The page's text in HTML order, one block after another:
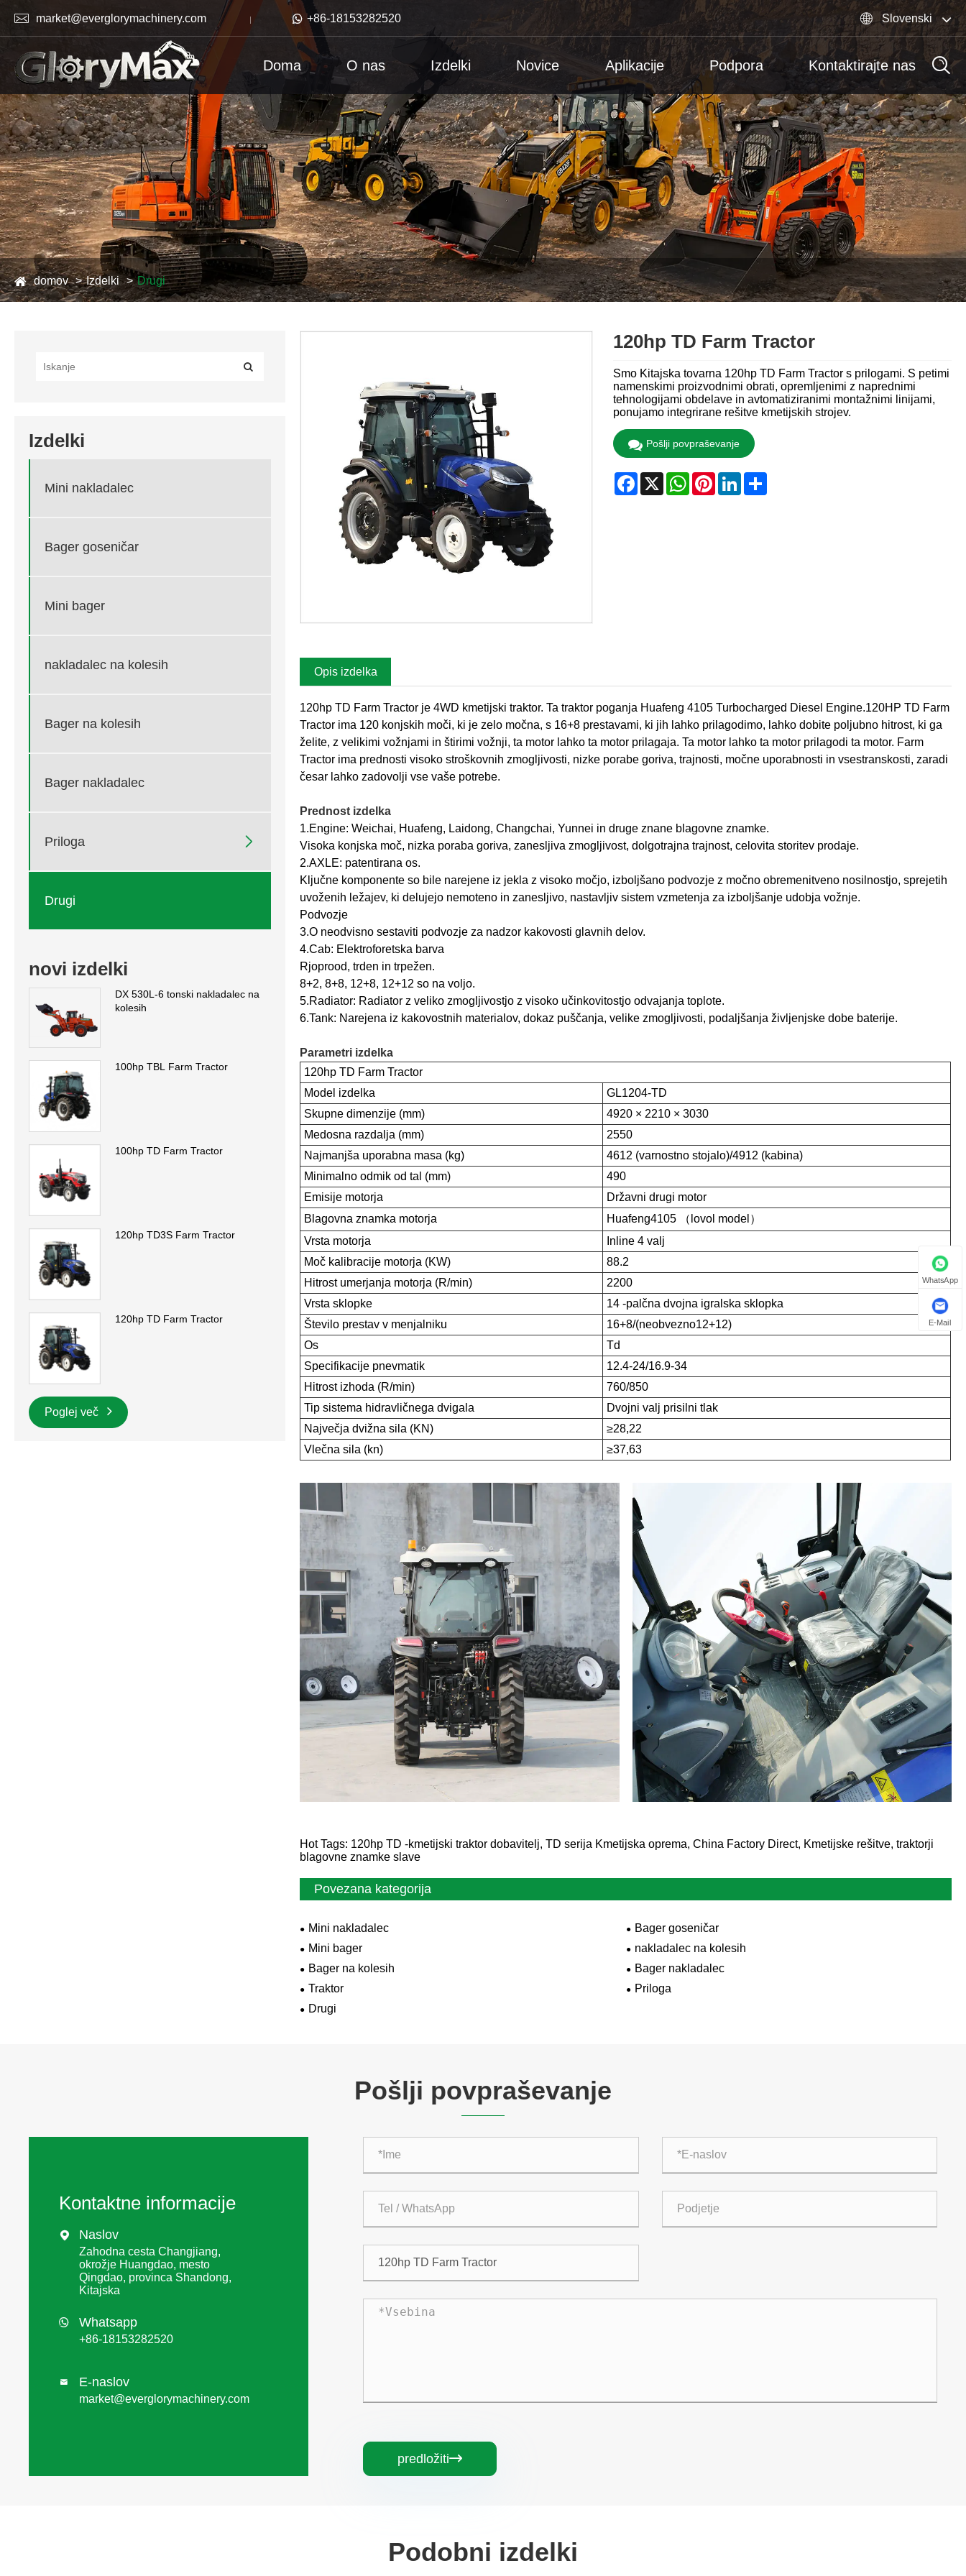
 market@everglorymachinery.com +86-18153282520  Slovenski
Doma O nas Izdelki Novice Aplikacije Podpora Kontaktirajte nas
domov Izdelki Drugi
Izdelki
Mini nakladalec
Bager goseničar
Mini bager
nakladalec na kolesih
Bager na kolesih
Bager nakladalec
Priloga 
Drugi
novi izdelki
DX 530L-6 tonski nakladalec na
kolesih
100hp TBL Farm Tractor
100hp TD Farm Tractor
120hp TD3S Farm Tractor
120hp TD Farm Tractor
Poglej več
120hp TD Farm Tractor
Smo Kitajska tovarna 120hp TD Farm Tractor s prilogami. S petimi
namenskimi proizvodnimi obrati, opremljenimi z naprednimi
tehnologijami obdelave in avtomatiziranimi montažnimi linijami,
ponujamo integrirane rešitve kmetijskih strojev.
Pošlji povpraševanje
Facebook
X WhatsApp
PinterestLinkedInShare
Opis izdelka
120hp TD Farm Tractor je 4WD kmetijski traktor. Ta traktor poganja Huafeng 4105 Turbocharged Diesel Engine.120HP TD Farm
Tractor ima 120 konjskih moči, ki je zelo močna, s 16+8 prestavami, ki jih lahko prilagodimo, lahko dobite poljubno hitrost, ki ga
želite, z velikimi vožnjami in štirimi vožnji, ta motor lahko ta motor prilagaja. Ta motor lahko ta motor prilagodi ta motor. Farm
Tractor ima prednosti visoko stroškovnih zmogljivosti, nizke porabe goriva, trajnosti, močne uporabnosti in vsestranskosti, zaradi
česar lahko zadovolji vse vaše potrebe.
Prednost izdelka
1.Engine: Weichai, Huafeng, Laidong, Changchai, Yunnei in druge znane blagovne znamke.
Visoka konjska moč, nizka poraba goriva, zanesljiva zmogljivost, dolgotrajna trajnost, celovita storitev prodaje.
2.AXLE: patentirana os.
Ključne komponente so bile narejene iz jekla z visoko močjo, izboljšano podvozje z močno obremenitveno nosilnostjo, sprejetih
uvoženih ležajev, ki delujejo nemoteno in zanesljivo, nastavljiv sistem vzmetenja za izboljšanje udobja vožnje.
Podvozje
3.O neodvisno sestaviti podvozje za nadzor kakovosti glavnih delov.
4.Cab: Elektroforetska barva
Rjoprood, trden in trpežen.
8+2, 8+8, 12+8, 12+12 so na voljo.
5.Radiator: Radiator z veliko zmogljivostjo z visoko učinkovitostjo odvajanja toplote.
6.Tank: Narejena iz kakovostnih materialov, dokaz puščanja, velike zmogljivosti, podaljšanja življenjske dobe baterije.
Parametri izdelka
120hp TD Farm Tractor
Model izdelka
GL1204-TD
Skupne dimenzije (mm)
4920 × 2210 × 3030
Medosna razdalja (mm)
2550
Najmanjša uporabna masa (kg)
4612 (varnostno stojalo)/4912 (kabina)
Minimalno odmik od tal (mm)
490
Emisije motorja
Državni drugi motor
Blagovna znamka motorja
Huafeng4105 （lovol model）
Vrsta motorja
Inline 4 valj
Moč kalibracije motorja (KW)
88.2
Hitrost umerjanja motorja (R/min)
2200
Vrsta sklopke
14 -palčna dvojna igralska sklopka
Število prestav v menjalniku
16+8/(neobvezno12+12)
Os
Td
Specifikacije pnevmatik
12.4-24/16.9-34
Hitrost izhoda (R/min)
760/850
Tip sistema hidravličnega dvigala
Dvojni valj prisilni tlak
Največja dvižna sila (KN)
≥28,22
Vlečna sila (kn)
≥37,63
Hot Tags: 120hp TD -kmetijski traktor dobavitelj, TD serija Kmetijska oprema, China Factory Direct, Kmetijske rešitve, traktorji
blagovne znamke slave
Povezana kategorija
Mini nakladalec
Bager goseničar
Mini bager
nakladalec na kolesih
Bager na kolesih
Bager nakladalec
Traktor
Priloga
Drugi
Pošlji povpraševanje
Kontaktne informacije
 Naslov
Zahodna cesta Changjiang,
okrožje Huangdao, mesto
Qingdao, provinca Shandong,
Kitajska
Whatsapp
+86-18153282520
 E-naslov
market@everglorymachinery.com
predložiti
Podobni izdelki
WhatsApp
E-Mail